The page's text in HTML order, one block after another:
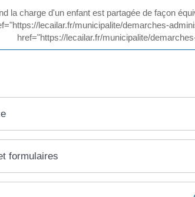
la charge d'un enfant est partagée de façon
lecailar.fr/municipalite/demarches-
href="https://lecailar.fr/municipalite/
formulaires